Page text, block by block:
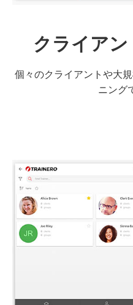
クライア
個々のクライアントや大
ニング